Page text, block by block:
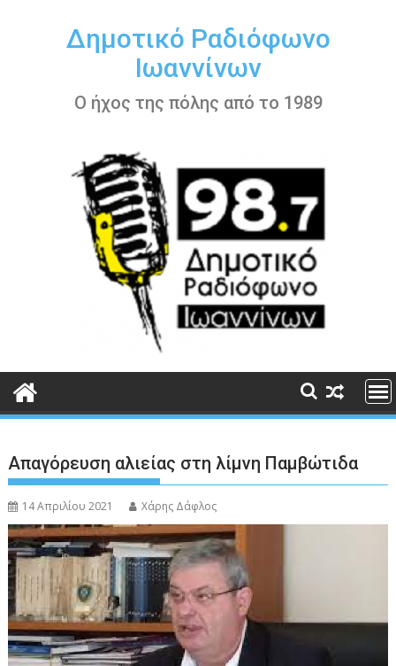
περιεχόμενοΔημοτικό Ραδιόφωνο
Ιωαννίνων
Ο ήχος της πόλης από το 1989
Απαγόρευση αλιείας στη λίμνη Παμβώτιδα
14 Απριλίου 2021 Χάρης Δάφλος